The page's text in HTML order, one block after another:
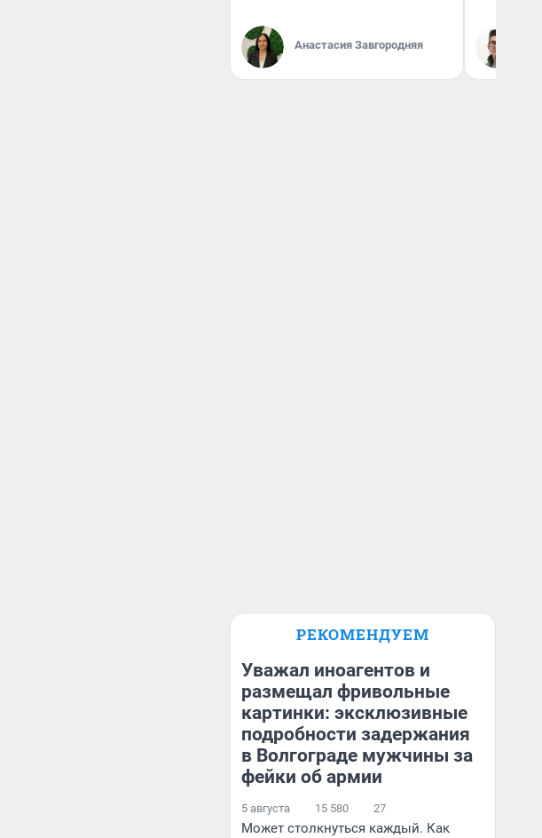
Анастасия Завгородняя
РЕКОМЕНДУЕМ
Уважал иноагентов и
размещал фривольные
картинки: эксклюзивные
подробности задержания
в Волгограде мужчины за
фейки об армии
5 августа 15 580 27
Может столкнуться каждый. Как